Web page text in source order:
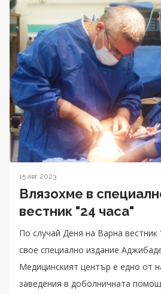
15 авг 2023
Влязохме в
вестник "24 часа"
По случай Деня на Варна
свое специално издание
Медицинският център е едно от
заведения в доболничната